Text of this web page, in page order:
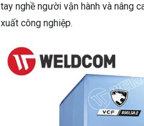
tay nghề người vận hành và nâng
xuất công nghiệp.